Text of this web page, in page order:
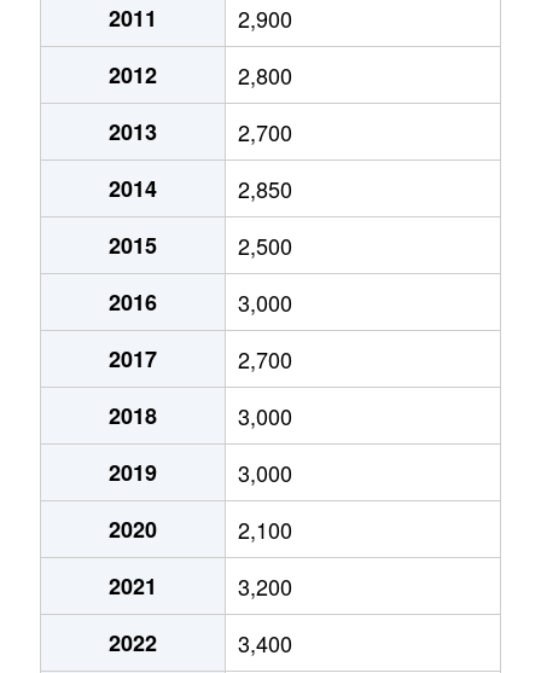
2011
2,900
2012
2,800
2013
2,700
2014
2,850
2015
2,500
2016
3,000
2017
2,700
2018
3,000
2019
3,000
2020
2,100
2021
3,200
2022
3,400